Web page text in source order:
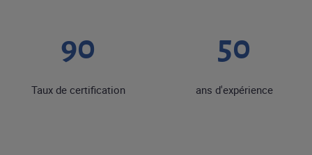
90
Taux de certification
50
ans d'expérience